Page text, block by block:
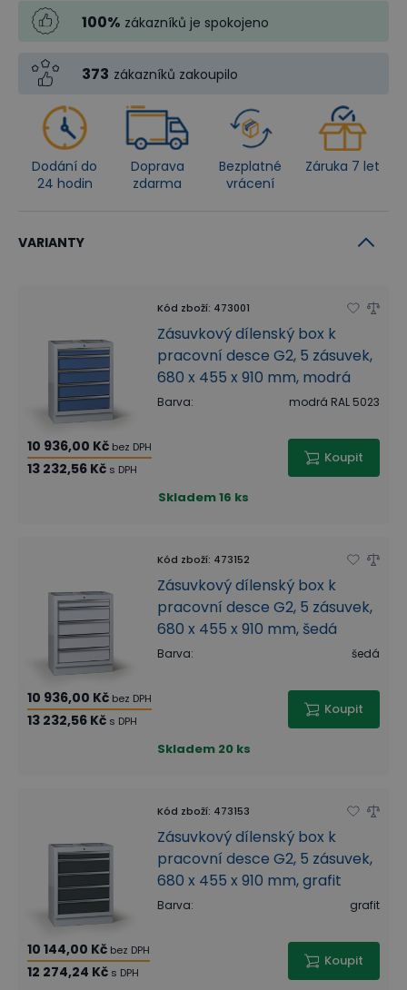
100% zákazníků je spokojeno
373 zákazníků zakoupilo
Dodání do
24 hodin
Doprava
zdarma
Bezplatné
vrácení
Záruka 7 let
VARIANTY
Kód zboží: 473001
Zásuvkový dílenský box k
pracovní desce G2, 5 zásuvek,
680 x 455 x 910 mm, modrá
Barva: modrá RAL 5023
10 936,00 Kč bez DPH
13 232,56 Kč s DPH
Koupit
Skladem16 ks
Kód zboží: 473152
Zásuvkový dílenský box k
pracovní desce G2, 5 zásuvek,
680 x 455 x 910 mm, šedá
Barva: šedá
10 936,00 Kč bez DPH
13 232,56 Kč s DPH
Koupit
Skladem 20 ks
Kód zboží: 473153
Zásuvkový dílenský box k
pracovní desce G2, 5 zásuvek,
680 x 455 x 910 mm, grafit
Barva: grafit
10 144,00 Kč bez DPH
12 274,24 Kč s DPH
Koupit